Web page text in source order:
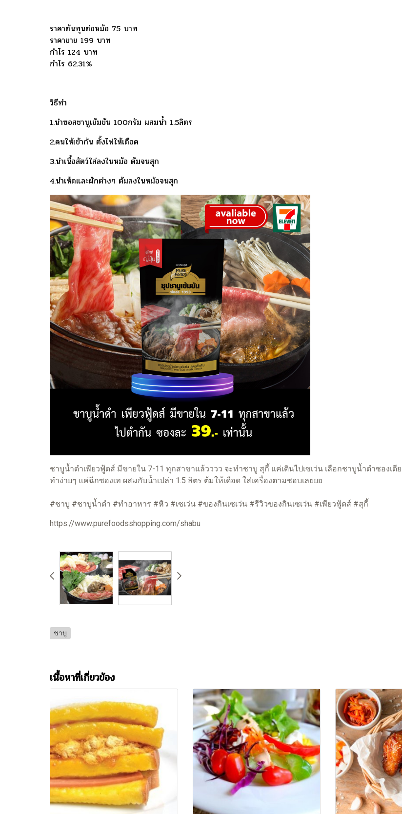
ราคาต้นทุนต่อหม้อ 75 บาท
ราคาขาย 199 บาท
กำไร 124 บาท
กำไร 62.31%
วิธีทำ
1.นำซอสชาบูเข้มข้น 100กรัม ผสมน้ำ 1.5ลิตร
2.คนให้เข้ากัน ตั้งไฟให้เดือด
3.นำเนื้อสัตว์ใส่ลงในหม้อ ต้มจนสุก
4.นำเห็ดและผักต่างๆ ต้มลงในหม้อจนสุก
ชาบูน้ำดำเพียวฟู้ดส์ มีขายใน 7-11 ทุกสาขาแล้วววว จะทำชาบู สุกี้ แค่เดินไปเซเว่น เลือกชาบูน้ำดำซองเ
ทำง่ายๆ แค่ฉีกซองเท ผสมกับน้ำเปล่า 1.5 ลิตร ต้มให้เดือด ใส่เครื่องตามชอบเลยยย
#ชาบู #ชาบูน้ำดำ #ทำอาหาร #หิว #เซเว่น #ของกินเซเว่น #รีวิวของกินเซเว่น #เพียวฟู้ดส์ #สุกี้
https://www.purefoodsshopping.com/shabu
ชาบู
เนื้อหาที่เกี่ยวข้อง